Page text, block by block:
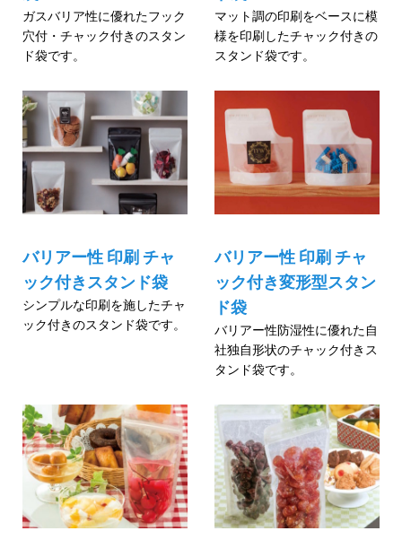
ガスバリア性に優れたフック
穴付・チャック付きのスタン
ド袋です。
マット調の印刷をベースに模
様を印刷したチャック付きの
スタンド袋です。
バリアー性 印刷 チャ
ック付きスタンド袋
シンプルな印刷を施したチャ
ック付きのスタンド袋です。
バリアー性 印刷 チャ
ック付き変形型スタン
ド袋
バリアー性防湿性に優れた自
社独自形状のチャック付きス
タンド袋です。